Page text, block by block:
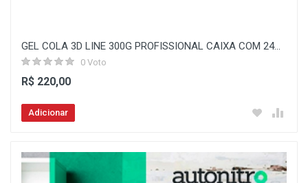
GEL COLA 3D LINE 300G PROFISSIONAL CAIXA COM 24...
0 Voto
R$ 220,00
Adicionar